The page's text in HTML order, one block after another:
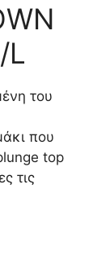
L
του
που
top
τις